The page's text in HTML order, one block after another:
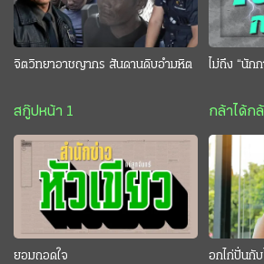
จิตวิทยาอาชญากร สันดานดิบอำมหิต
สกู๊ปหน้า 1
ไม่ถึง “นักก
กล้าได้ก
ยอมถอดใจ อกไก่ปั่นกั